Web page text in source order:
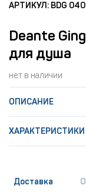
АРТИКУЛ: BDG
Deante
для душа
нет в наличии
ОПИСАНИЕ
ХАРАКТЕРИСТИКИ
Доставка